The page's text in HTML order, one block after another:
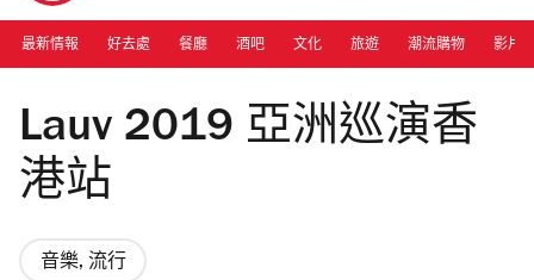
最新情報 好去處 餐廳 酒吧 文化 旅遊 潮流購物 影片
Elizabeth Miranda
Lauv 2019 亞洲巡演香
港站
音樂, 流行